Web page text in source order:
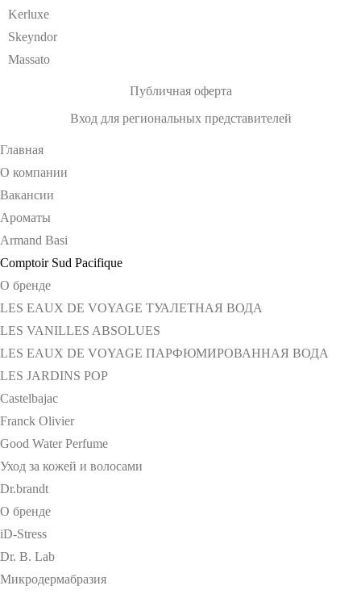
Kerluxe
Skeyndor
Massato
Публичная оферта
Вход для региональных представителей
Главная
О компании
Вакансии
Ароматы
Armand Basi
Comptoir Sud Pacifique
О бренде
LES EAUX DE VOYAGE ТУАЛЕТНАЯ ВОДА
LES VANILLES ABSOLUES
LES EAUX DE VOYAGE ПАРФЮМИРОВАННАЯ ВОДА
LES JARDINS POP
Castelbajac
Franck Olivier
Good Water Perfume
Уход за кожей и волосами
Dr.brandt
О бренде
iD-Stress
Dr. B. Lab
Микродермабразия